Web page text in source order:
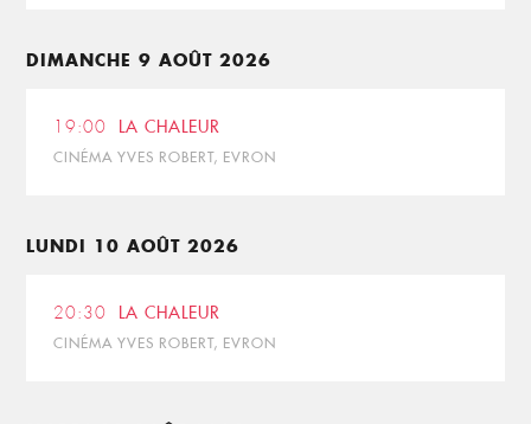
DIMANCHE 9 AOÛT 2026
19:00 LA CHALEUR
CINÉMA YVES ROBERT, EVRON
LUNDI 10 AOÛT 2026
20:30 LA CHALEUR
CINÉMA YVES ROBERT, EVRON